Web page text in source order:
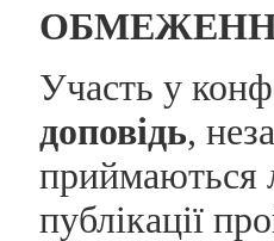
Участь у
доповідь,
приймаються
публікації